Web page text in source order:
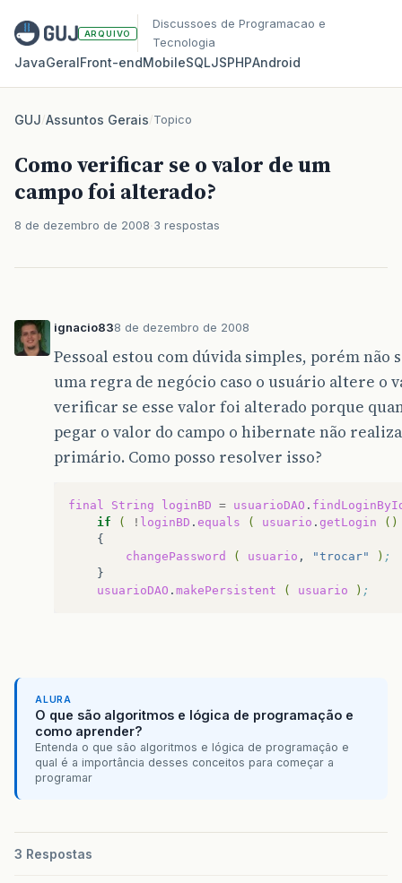
ARQUIVO
Discussoes de Programacao e
Tecnologia
JavaGeralFront‑endMobileSQLJSPHPAndroid
GUJ/Assuntos Gerais/Topico
Como verificar se o valor de um
campo foi alterado?
8 de dezembro de 2008 3 respostas
ignacio838 de dezembro de 2008
Pessoal estou com dúvida simples, porém
uma regra de negócio caso o usuário altere o
verificar se esse valor foi alterado porque
pegar o valor do campo o hibernate não
primário. Como posso resolver isso?
final String loginBD = usuarioDAO .
if
( ! loginBD . equals ( usuario . getLogin
()
changePassword
( usuario , "trocar" ) ;
usuarioDAO . makePersistent ( usuario ) ;
ALURA
O que são algoritmos e lógica de programação e
como aprender?
Entenda o que são algoritmos e lógica de programação e
qual é a importância desses conceitos para começar a
programar
3 Respostas